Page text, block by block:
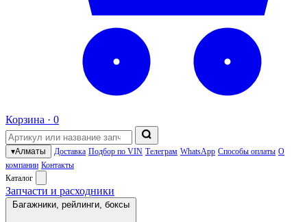
Корзина · 0
▾Алматы Доставка Подбор по VIN Телеграм WhatsApp Способы оплаты О
компании Контакты
Каталог
Запчасти и расходники
Багажники, рейлинги, боксы